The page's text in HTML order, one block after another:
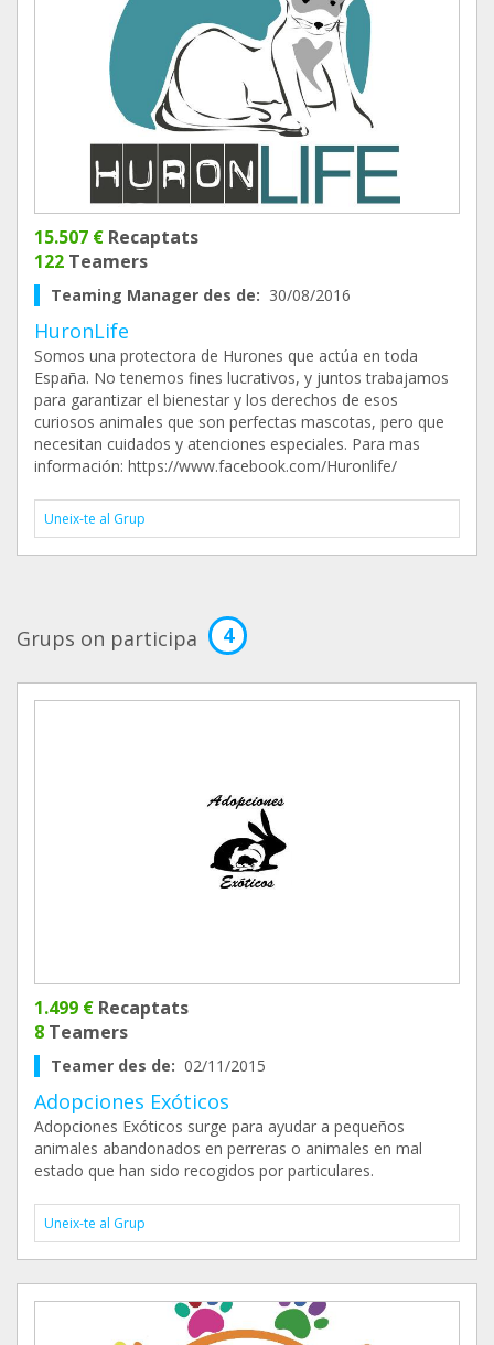
15.507 € Recaptats
122 Teamers
Teaming Manager des de: 30/08/2016
HuronLife
Somos una protectora de Hurones que actúa en toda
España. No tenemos fines lucrativos, y juntos trabajamos
para garantizar el bienestar y los derechos de esos
curiosos animales que son perfectas mascotas, pero que
necesitan cuidados y atenciones especiales. Para mas
información: https://www.facebook.com/Huronlife/
Uneix-te al Grup
Grups on participa 4
1.499 € Recaptats
8 Teamers
Teamer des de: 02/11/2015
Adopciones Exóticos
Adopciones Exóticos surge para ayudar a pequeños
animales abandonados en perreras o animales en mal
estado que han sido recogidos por particulares.
Uneix-te al Grup